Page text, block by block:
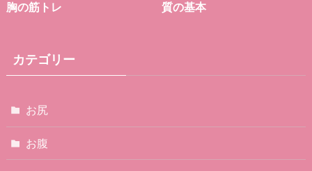
胸の筋トレ
質の基本
カテゴリー
お尻
お腹